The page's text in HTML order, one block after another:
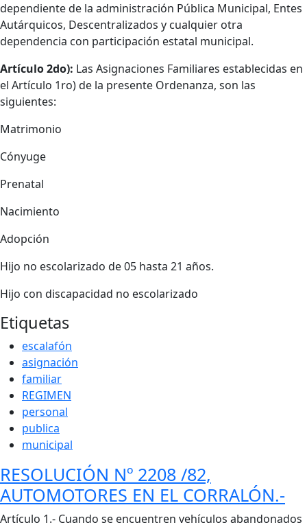
dependiente de la administración Pública Municipal, Entes
Autárquicos, Descentralizados y cualquier otra
dependencia con participación estatal municipal.
Artículo 2do): Las Asignaciones Familiares establecidas en
el Artículo 1ro) de la presente Ordenanza, son las
siguientes:
Matrimonio
Cónyuge
Prenatal
Nacimiento
Adopción
Hijo no escolarizado de 05 hasta 21 años.
Hijo con discapacidad no escolarizado
Etiquetas
escalafón
asignación
familiar
REGIMEN
personal
publica
municipal
RESOLUCIÓN Nº 2208 /82,
AUTOMOTORES EN EL CORRALÓN.-
Cuerpo
Artículo 1.- Cuando se encuentren vehículos abandonados